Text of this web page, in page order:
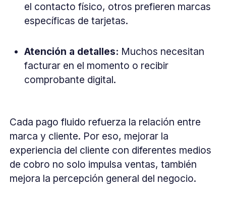
el contacto físico, otros prefieren marcas
específicas de tarjetas.
Atención a detalles: Muchos necesitan
facturar en el momento o recibir
comprobante digital.
Cada pago fluido refuerza la relación entre
marca y cliente. Por eso, mejorar la
experiencia del cliente con diferentes medios
de cobro no solo impulsa ventas, también
mejora la percepción general del negocio.